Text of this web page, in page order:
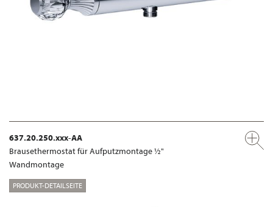
637.20.250.xxx-AA
Brausethermostat für Aufputzmontage ½"
Wandmontage
PRODUKT-DETAILSEITE